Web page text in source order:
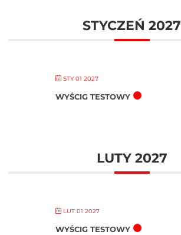
STYCZEŃ 2027
STY 01 2027
WYŚCIG TESTOWY
LUTY 2027
LUT 01 2027
WYŚCIG TESTOWY